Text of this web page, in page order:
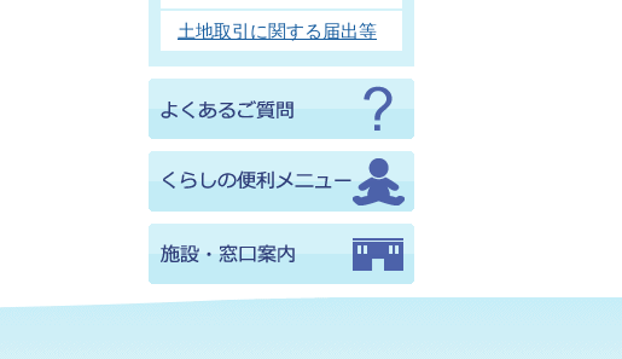
土地取引に関する届出等